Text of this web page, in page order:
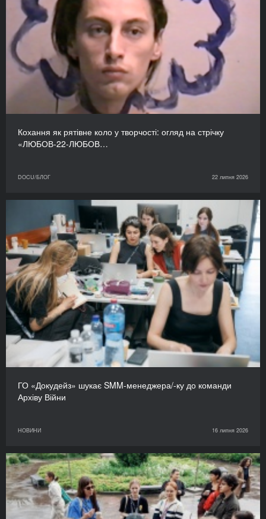
Кохання як рятівне коло у творчості: огляд на стрічку
«ЛЮБОВ-22-ЛЮБОВ…
DOCU/БЛОГ 22 липня 2026
ГО «Докудейз» шукає SMM-менеджера/-ку до команди
Архіву Війни
НОВИНИ 16 липня 2026